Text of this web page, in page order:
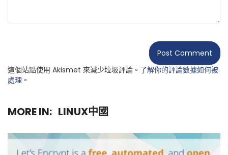
這個站點使用 Akismet 來減少垃圾評論。 了解你的評論數據如何被
處理 。
MORE IN: LINUX中國